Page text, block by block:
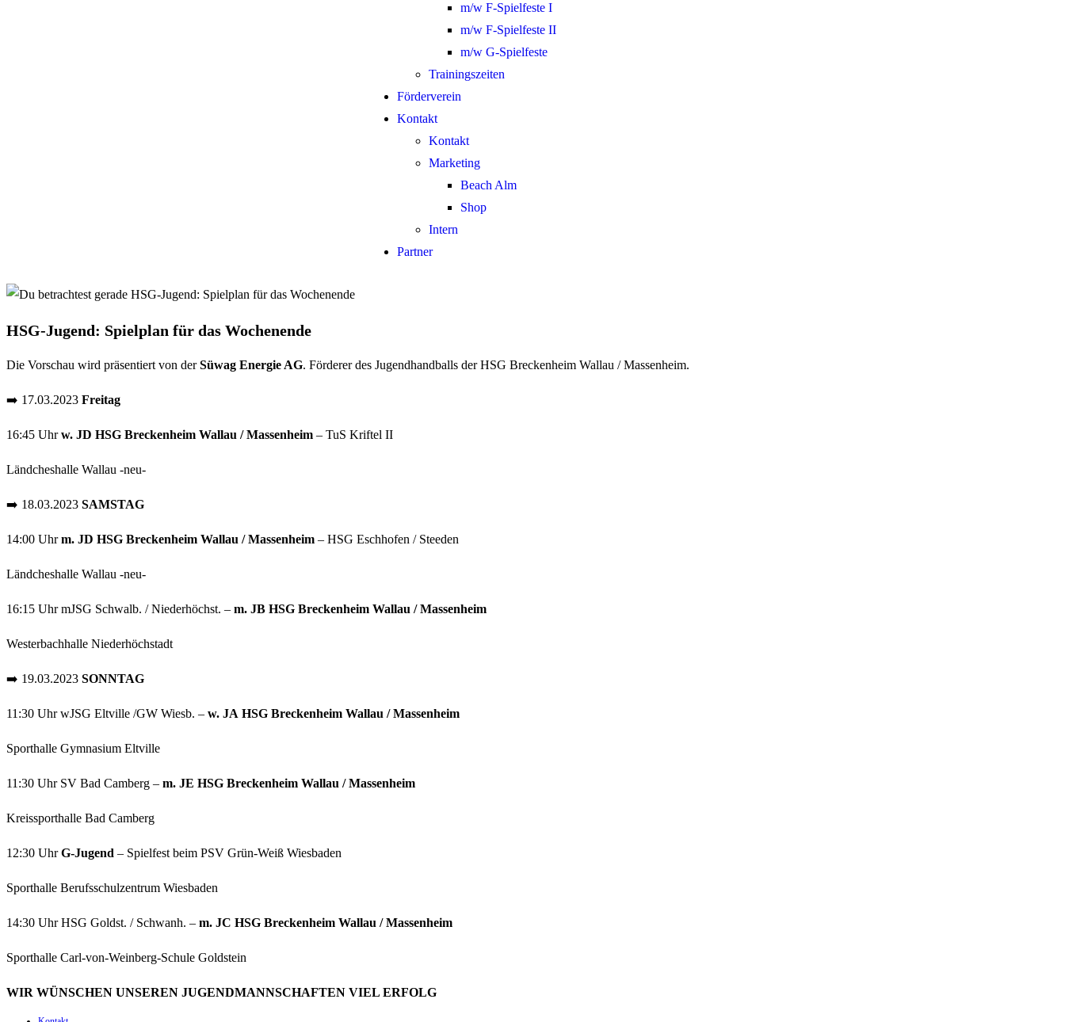
m/w F-Spielfeste I
m/w F-Spielfeste II
m/w G-Spielfeste
Trainingszeiten
Förderverein
Kontakt
Kontakt
Marketing
Beach Alm
Shop
Intern
Partner
HSG-Jugend: Spielplan für das Wochenende
Die Vorschau wird präsentiert von derSüwag Energie AG. Förderer des Jugendhandballs der HSG Breckenheim Wallau / Massenheim.
➡️ 17.03.2023 Freitag
16:45 Uhr ​w. JD HSG Breckenheim Wallau / Massenheim – TuS Kriftel II
Ländcheshalle Wallau -neu-
➡️ 18.03.2023 SAMSTAG
14:00 Uhr ​m. JD HSG Breckenheim Wallau / Massenheim – HSG Eschhofen / Steeden
Ländcheshalle Wallau -neu-
16:15 Uhr ​mJSG Schwalb. / Niederhöchst. – m. JB HSG Breckenheim Wallau / Massenheim
Westerbachhalle Niederhöchstadt
➡️ 19.03.2023 SONNTAG
11:30 Uhr ​wJSG Eltville /GW Wiesb. – w. JA HSG Breckenheim Wallau / Massenheim
Sporthalle Gymnasium Eltville
11:30 Uhr ​SV Bad Camberg – m. JE HSG Breckenheim Wallau / Massenheim
Kreissporthalle Bad Camberg
12:30 UhrG-Jugend – Spielfest beim PSV Grün-Weiß Wiesbaden
Sporthalle Berufsschulzentrum Wiesbaden
14:30 Uhr ​HSG Goldst. / Schwanh. – m. JC HSG Breckenheim Wallau / Massenheim
Sporthalle Carl-von-Weinberg-Schule Goldstein
WIR WÜNSCHEN UNSEREN JUGENDMANNSCHAFTEN VIEL ERFOLG